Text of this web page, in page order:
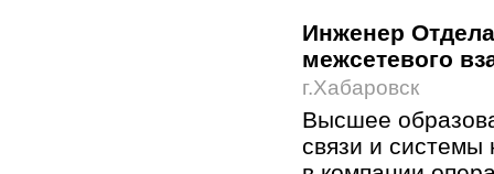
Инженер
межсетевого
г.Хабаровск
Высшее
связи и системы